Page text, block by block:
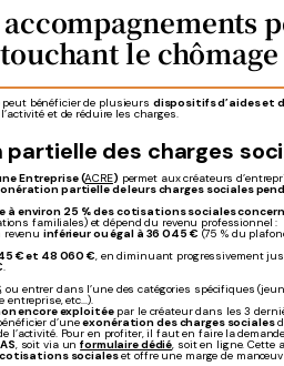
le chômage
bénéficier de plusieurs dispositifs d’aides et
et de réduire les charges.
partielle des charges
Entreprise (ACRE) permet aux créateurs
partielle de leurs charges sociales
à environ 25 % des cotisations sociales
familiales) et dépend du revenu professionnel :
revenu inférieur ou égal à 36 045 € (75 % du
€ et 48 060 € , en diminuant progressivement
ou entrer dans l’une des catégories spécifiques
etc...).
encore exploitéepar le créateur dans les 3
d’uneexonération des charges sociales
l’activité. Pour en profiter, il faut en faire la
, soit via unformulaire dédié , soit en ligne.
socialeset offre une marge de